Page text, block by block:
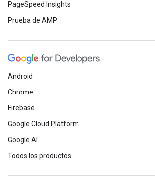
PageSpeed Insights
Prueba de AMP
Android
Chrome
Firebase
Google Cloud Platform
Google AI
Todos los productos